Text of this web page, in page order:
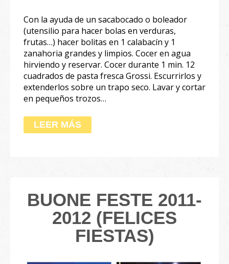
Con la ayuda de un sacabocado o boleador
(utensilio para hacer bolas en verduras,
frutas…) hacer bolitas en 1 calabacín y 1
zanahoria grandes y limpios. Cocer en agua
hirviendo y reservar. Cocer durante 1 min. 12
cuadrados de pasta fresca Grossi. Escurrirlos y
extenderlos sobre un trapo seco. Lavar y cortar
en pequeños trozos…
LEER MÁS
BUONE FESTE 2011-
2012 (FELICES
FIESTAS)